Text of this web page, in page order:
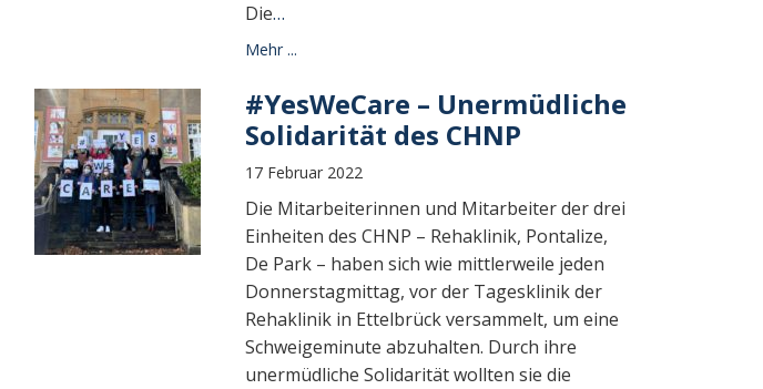
Die…
Mehr ...
#YesWeCare – Unermüdliche
Solidarität des CHNP
17 Februar 2022
Die Mitarbeiterinnen und Mitarbeiter der drei
Einheiten des CHNP – Rehaklinik, Pontalize,
De Park – haben sich wie mittlerweile jeden
Donnerstagmittag, vor der Tagesklinik der
Rehaklinik in Ettelbrück versammelt, um eine
Schweigeminute abzuhalten. Durch ihre
unermüdliche Solidarität wollten sie die